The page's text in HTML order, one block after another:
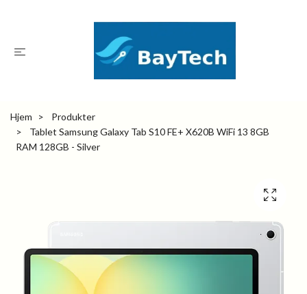
Hjem
Produkter
Tablet Samsung Galaxy Tab S10 FE+ X620B WiFi 13 8GB
RAM 128GB - Silver